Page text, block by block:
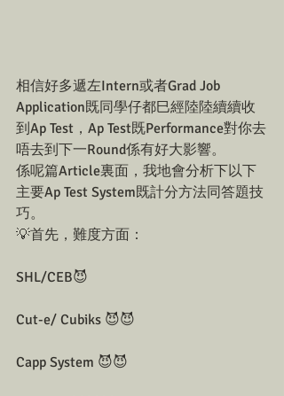
相信好多遞左Intern或者Grad Job
Application既同學仔都巳經陸陸續續收
到Ap Test，Ap Test既Performance對你去
唔去到下一Round係有好大影響。
係呢篇Article裏面，我地會分析下以下
主要Ap Test System既計分方法同答題技
巧。
💡首先，難度方面：
SHL/CEB😈
Cut-e/ Cubiks 😈😈
Capp System 😈😈